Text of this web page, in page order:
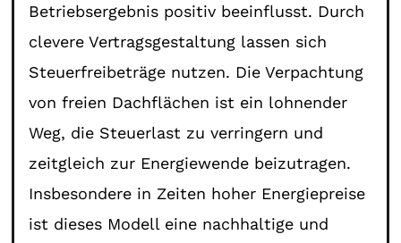
Betriebsergebnis positiv beeinflusst. Durch
clevere Vertragsgestaltung lassen sich
Steuerfreibeträge nutzen. Die Verpachtung
von freien Dachflächen ist ein lohnender
Weg, die Steuerlast zu verringern und
zeitgleich zur Energiewende beizutragen.
Insbesondere in Zeiten hoher Energiepreise
ist dieses Modell eine nachhaltige und